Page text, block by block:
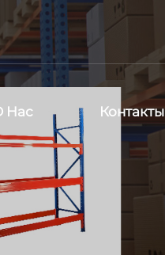
Нас Контакты